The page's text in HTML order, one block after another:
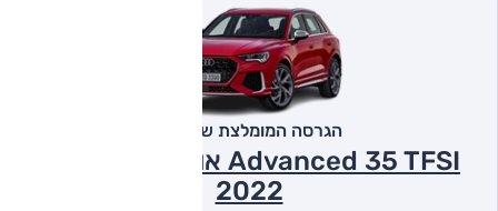
הגרסה המומלצת של אוטו
2022